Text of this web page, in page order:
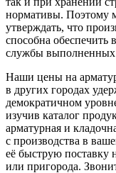
нормативы. Поэтому
утверждать, что
способна
службы
Наши цены на
в других городах
демократичном
изучив каталог
арматурная и
с производства в
её быструю поставку
или пригорода.